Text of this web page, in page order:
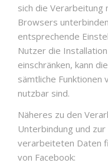
sich die Verarbeitung
Browsers
entsprechende
Nutzer die
einschränken, kann
sämtliche Funktionen
nutzbar sind.
Näheres zu den
Unterbindung und
verarbeiteten Daten
von Facebook: